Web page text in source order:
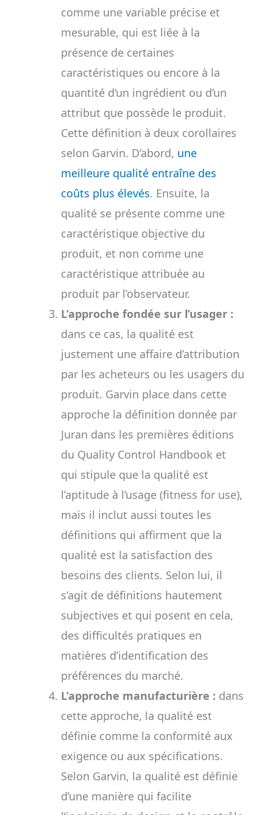
comme une variable précise et
mesurable, qui est liée à la
présence de certaines
caractéristiques ou encore à la
quantité d’un ingrédient ou d’un
attribut que possède le produit.
Cette définition à deux corollaires
selon Garvin. D’abord, une
meilleure qualité entraîne des
coûts plus élevés. Ensuite, la
qualité se présente comme une
caractéristique objective du
produit, et non comme une
caractéristique attribuée au
produit par l’observateur.
L’approche fondée sur l’usager :
dans ce cas, la qualité est
justement une affaire d’attribution
par les acheteurs ou les usagers du
produit. Garvin place dans cette
approche la définition donnée par
Juran dans les premières éditions
du Quality Control Handbook et
qui stipule que la qualité est
l’aptitude à l’usage (fitness for use),
mais il inclut aussi toutes les
définitions qui affirment que la
qualité est la satisfaction des
besoins des clients. Selon lui, il
s’agit de définitions hautement
subjectives et qui posent en cela,
des difficultés pratiques en
matières d’identification des
préférences du marché.
L’approche manufacturière : dans
cette approche, la qualité est
définie comme la conformité aux
exigence ou aux spécifications.
Selon Garvin, la qualité est définie
d’une manière qui facilite